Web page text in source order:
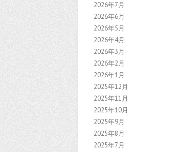
2026年7月
2026年6月
2026年5月
2026年4月
2026年3月
2026年2月
2026年1月
2025年12月
2025年11月
2025年10月
2025年9月
2025年8月
2025年7月